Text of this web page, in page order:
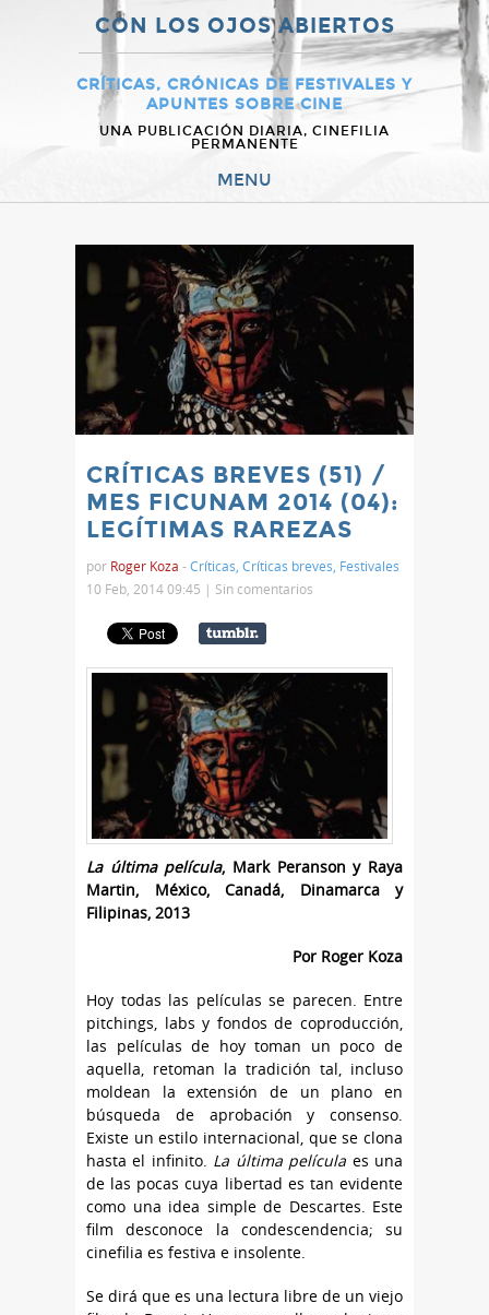
CON LOS OJOS ABIERTOS
CRÍTICAS, CRÓNICAS DE FESTIVALES Y
APUNTES SOBRE CINE
UNA PUBLICACIÓN DIARIA, CINEFILIA
PERMANENTE
MENU
CRÍTICAS BREVES (51) /
MES FICUNAM 2014 (04):
LEGÍTIMAS RAREZAS
por Roger Koza -Críticas, Críticas breves, Festivales
10 Feb, 2014 09:45 | Sin comentarios
La última película, Mark Peranson y Raya
Martin, México, Canadá, Dinamarca y
Filipinas, 2013
Por Roger Koza
Hoy todas las películas se parecen. Entre
pitchings, labs y fondos de coproducción,
las películas de hoy toman un poco de
aquella, retoman la tradición tal, incluso
moldean la extensión de un plano en
búsqueda de aprobación y consenso.
Existe un estilo internacional, que se clona
hasta el infinito. La última película es una
de las pocas cuya libertad es tan evidente
como una idea simple de Descartes. Este
film desconoce la condescendencia; su
cinefilia es festiva e insolente.
Se dirá que es una lectura libre de un viejo